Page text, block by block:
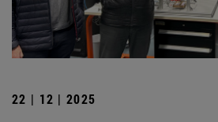
22 | 12 | 2025